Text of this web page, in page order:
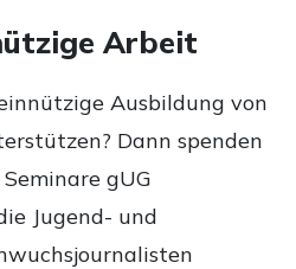
Arbeit
Ausbildung von
Dann spenden
gUG
Jugend- und